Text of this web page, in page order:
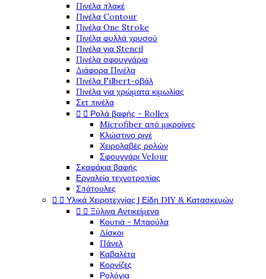
Πινέλα πλακέ
Πινέλα Contour
Πινέλα One Stroke
Πινέλα φυλλά χρυσού
Πινέλα για Stencil
Πινέλα σφουγγάρια
Διάφορα Πινέλα
Πινέλα Filbert-οβάλ
Πινέλα για χρώματα κιμωλίας
Σετ πινέλα
  Ρολά βαφής - Rollex
Microfiber από μικροίνες
Κλώστινο ριγέ
Χειρολαβές ρολών
Σφουγγάρι Velour
Σκαφάκια βαφής
Εργαλεία τεχνοτροπίας
Σπάτουλες
  Υλικά Χειροτεχνίας | Είδη DIY & Κατασκευών
  Ξύλινα Αντικείμενα
Κουτιά - Μπαούλα
Δίσκοι
Πάνελ
Καβαλέτα
Κορνίζες
Ρολόγια